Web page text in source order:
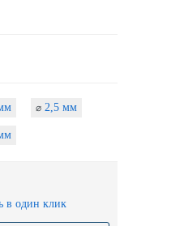
⌀2,5 мм
в один клик